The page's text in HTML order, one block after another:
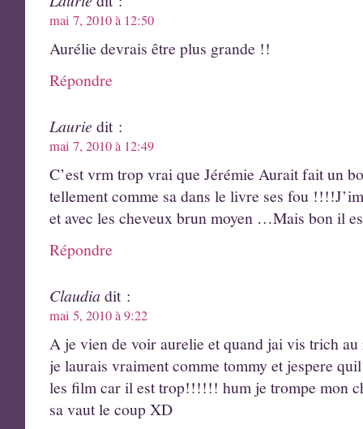
mai 7, 2010 à 12:50
Aurélie devrais être plus grande !!
Répondre
Laurie dit :
mai 7, 2010 à 12:49
C’est vrm trop vrai que Jérémie Aurait fait un
tellement comme sa dans le livre ses fou
et avec les cheveux brun moyen …Mais bon il
Répondre
Claudia dit :
mai 5, 2010 à 9:22
A je vien de voir aurelie et quand jai vis trich
je laurais vraiment comme tommy et jespere
les film car il est trop!!!!!! hum je trompe mon
sa vaut le coup XD